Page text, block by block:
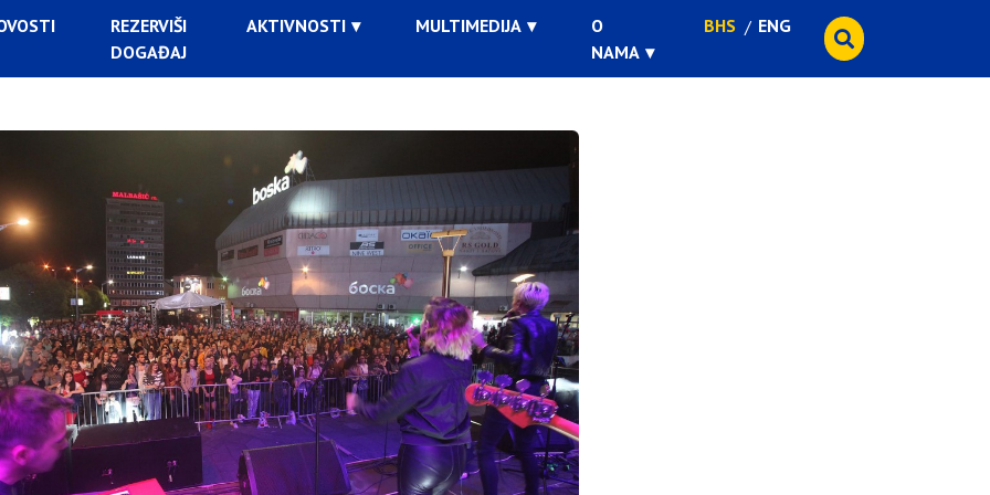
REZERVIŠI
DOGAĐAJ
AKTIVNOSTI MULTIMEDIJA
O
NAMA
BHS ENG